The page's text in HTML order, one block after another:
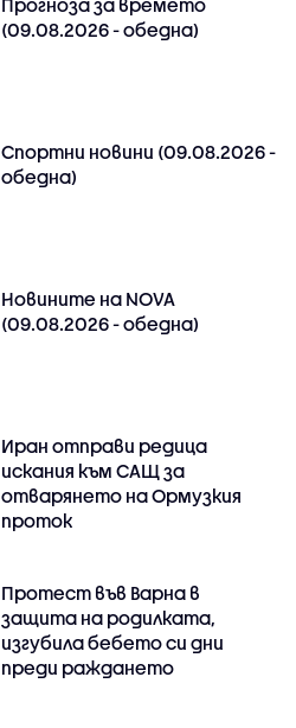
Прогноза за времето
(09.08.2026 - обедна)
Спортни новини (09.08.2026 -
обедна)
Новините на NOVA
(09.08.2026 - обедна)
Иран отправи редица
искания към САЩ за
отварянето на Ормузкия
проток
Протест във Варна в
защита на родилката,
изгубила бебето си дни
преди раждането